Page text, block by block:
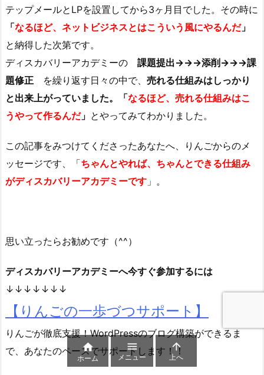
テップメールとLPを設置してから3ヶ月目でした。その時に
「なるほど、ネットビジネスとはこういう風にやるんだ」
と納得した次第です。
ディスカバリーアカデミーの 課題提出→→→添削→→→課
題修正 を繰り返す日々の中で、 売れる仕組みはしっかり
と出来上がっていました。「なるほど、売れる仕組みはこ
うやって作るんだ」 とやってみてわかりました。
この記事をみつけてくださったあなたへ、りんごからのメ
ッセージです、「ちゃんとやれば、ちゃんとできる仕組み
がディスカバリーアカデミーです 」。
思い立ったらお勧めです（^^）
ディスカバリーアカデミーへ今すぐ参加するには
↓↓↓↓↓↓↓
【りんごの一歩づつサポート】
りんごが徹底支援！WordPressのブログ構築ができるま
で、あなたのペースでサポートします！！

ホーム

メニュー

上へ